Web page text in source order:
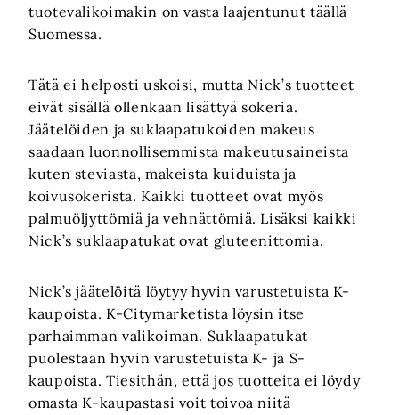
tuotevalikoimakin on vasta laajentunut täällä
Suomessa.
Tätä ei helposti uskoisi, mutta Nick’s tuotteet
eivät sisällä ollenkaan lisättyä sokeria.
Jäätelöiden ja suklaapatukoiden makeus
saadaan luonnollisemmista makeutusaineista
kuten steviasta, makeista kuiduista ja
koivusokerista. Kaikki tuotteet ovat myös
palmuöljyttömiä ja vehnättömiä. Lisäksi kaikki
Nick’s suklaapatukat ovat gluteenittomia.
Nick’s jäätelöitä löytyy hyvin varustetuista K-
kaupoista. K-Citymarketista löysin itse
parhaimman valikoiman. Suklaapatukat
puolestaan hyvin varustetuista K- ja S-
kaupoista. Tiesithän, että jos tuotteita ei löydy
omasta K-kaupastasi voit toivoa niitä